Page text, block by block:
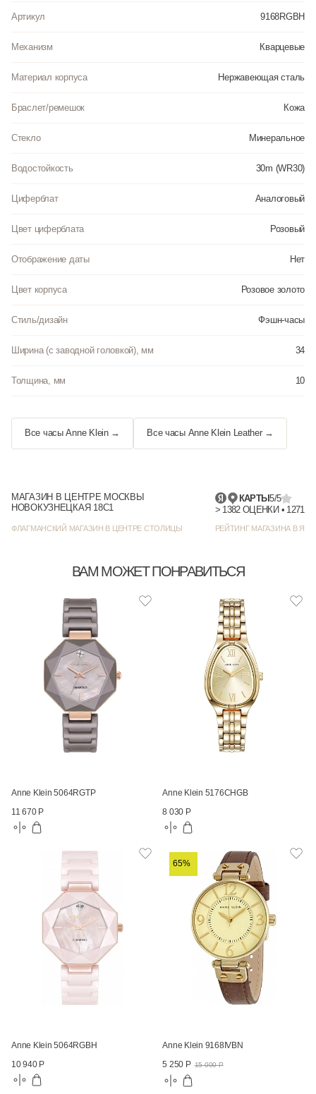
Артикул 9168RGBH
Механизм Кварцевые
Материал корпуса Нержавеющая сталь
Браслет/ремешок Кожа
Стекло Минеральное
Водостойкость 30m (WR30)
Циферблат Аналоговый
Цвет циферблата Розовый
Отображение даты Нет
Цвет корпуса Розовое золото
Стиль/дизайн Фэшн-часы
Ширина (с заводной головкой), мм 34
Толщина, мм 10
Все часы Anne Klein → Все часы Anne Klein Leather →
МАГАЗИН В ЦЕНТРЕ МОСКВЫ
НОВОКУЗНЕЦКАЯ 18С1
ФЛАГМАНСКИЙ МАГАЗИН В ЦЕНТРЕ СТОЛИЦЫ
КАРТЫ5/5
РЕЙТИНГ МАГАЗИНА В
ВАМ МОЖЕТ ПОНРАВИТЬСЯ
Anne Klein 5064RGTP
11 670 Р
Anne Klein 5176CHGB
8 030 Р
Anne Klein 5064RGBH
10 940 Р
65%
Anne Klein 9168IVBN
5 250 Р 15 000 Р